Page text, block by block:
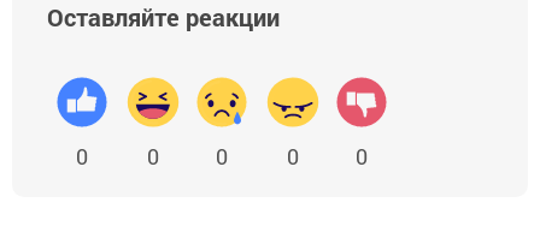
Оставляйте реакции
0 0 0 0 0